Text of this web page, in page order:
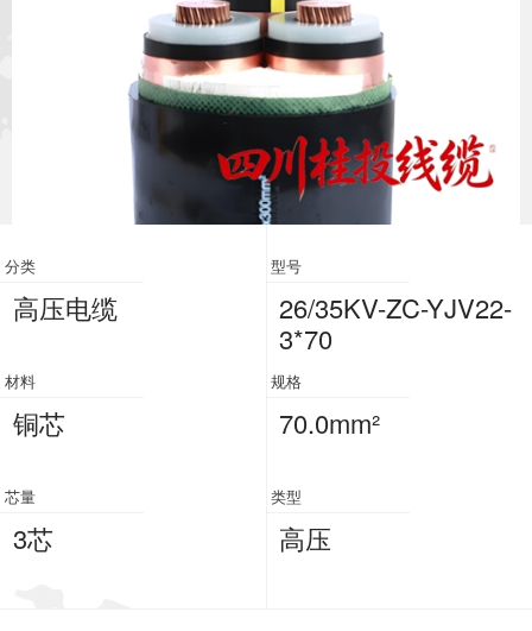
分类
高压电缆
型号
26/35KV-ZC-YJV22-
3*70
材料
铜芯
规格
70.0mm²
芯量
3芯
类型
高压